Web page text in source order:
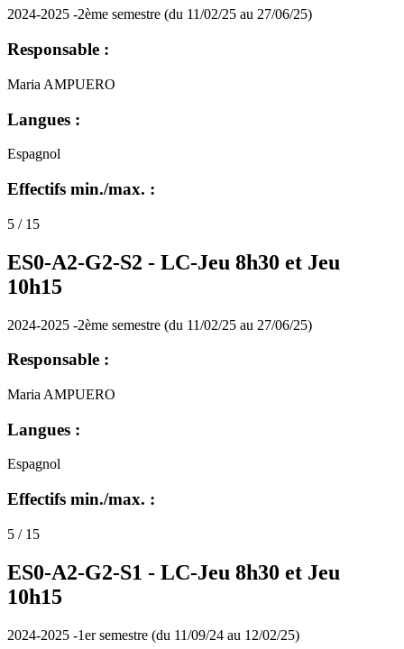
2024-2025 -2ème semestre (du 11/02/25 au 27/06/25)
Responsable :
Maria AMPUERO
Langues :
Espagnol
Effectifs min./max. :
5 / 15
ES0-A2-G2-S2 - LC-Jeu 8h30 et Jeu
10h15
2024-2025 -2ème semestre (du 11/02/25 au 27/06/25)
Responsable :
Maria AMPUERO
Langues :
Espagnol
Effectifs min./max. :
5 / 15
ES0-A2-G2-S1 - LC-Jeu 8h30 et Jeu
10h15
2024-2025 -1er semestre (du 11/09/24 au 12/02/25)